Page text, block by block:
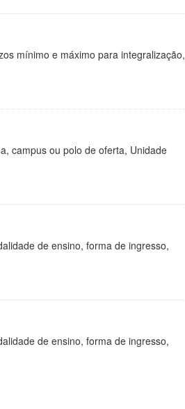
mínimo e máximo para integralização,
campus ou polo de oferta, Unidade
de ensino, forma de ingresso,
de ensino, forma de ingresso,